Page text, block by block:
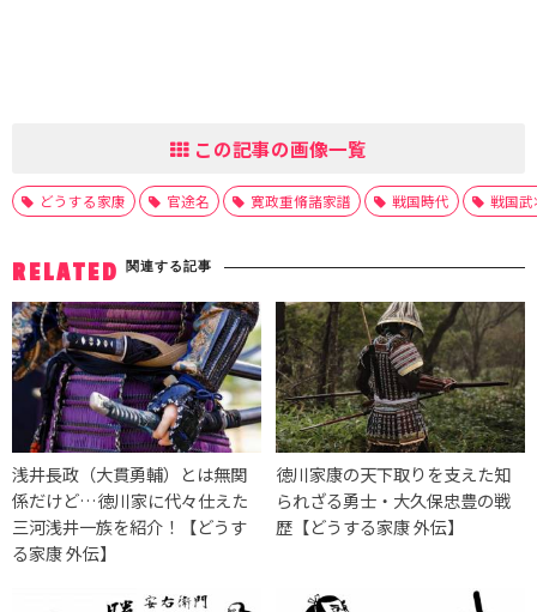
この記事の画像一覧
どうする家康 官途名 寛政重脩諸家譜 戦国時代 戦国武
RELATED 関連する記事
浅井長政（大貫勇輔）とは無関
係だけど…徳川家に代々仕えた
三河浅井一族を紹介！【どうす
る家康 外伝】
徳川家康の天下取りを支えた知
られざる勇士・大久保忠豊の戦
歴【どうする家康 外伝】